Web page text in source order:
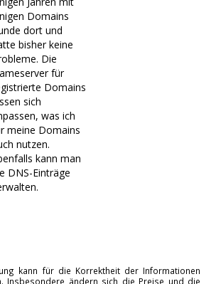
Domains
dort und
bisher keine
Die
für
Domains
sich
was ich
meine Domains
nutzen.
kann man
DNS-Einträge
kann für die Korrektheit der Informationen
Insbesondere ändern sich die Preise und die